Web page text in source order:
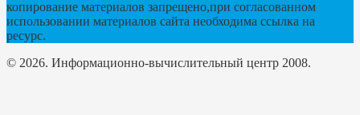
копирование материалов запрещено,при согласованном
использовании материалов сайта необходима ссылка на
ресурс.
© 2026. Информационно-вычислительный центр 2008.